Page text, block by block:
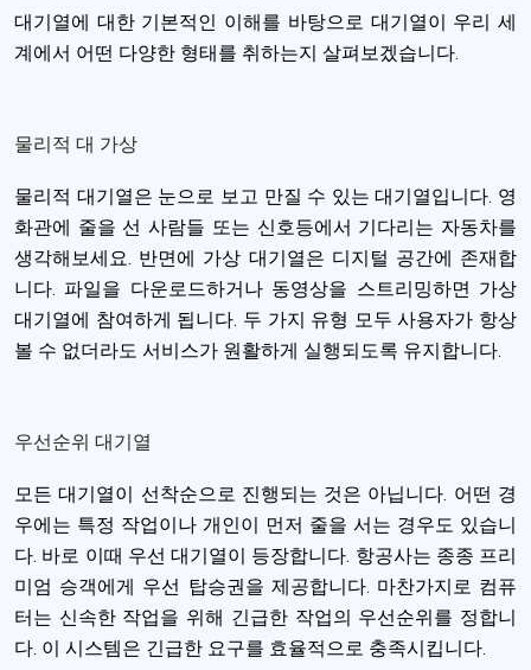
대기열에 대한 기본적인 이해를 바탕으로 대기열이 우리 세
계에서 어떤 다양한 형태를 취하는지 살펴보겠습니다.
물리적 대 가상
물리적 대기열은 눈으로 보고 만질 수 있는 대기열입니다. 영
화관에 줄을 선 사람들 또는 신호등에서 기다리는 자동차를
생각해보세요. 반면에 가상 대기열은 디지털 공간에 존재합
니다. 파일을 다운로드하거나 동영상을 스트리밍하면 가상
대기열에 참여하게 됩니다. 두 가지 유형 모두 사용자가 항상
볼 수 없더라도 서비스가 원활하게 실행되도록 유지합니다.
우선순위 대기열
모든 대기열이 선착순으로 진행되는 것은 아닙니다. 어떤 경
우에는 특정 작업이나 개인이 먼저 줄을 서는 경우도 있습니
다. 바로 이때 우선 대기열이 등장합니다. 항공사는 종종 프리
미엄 승객에게 우선 탑승권을 제공합니다. 마찬가지로 컴퓨
터는 신속한 작업을 위해 긴급한 작업의 우선순위를 정합니
다. 이 시스템은 긴급한 요구를 효율적으로 충족시킵니다.